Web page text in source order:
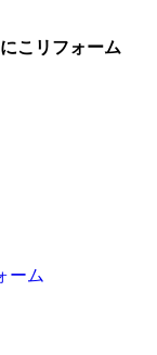
こリフォーム
ーム